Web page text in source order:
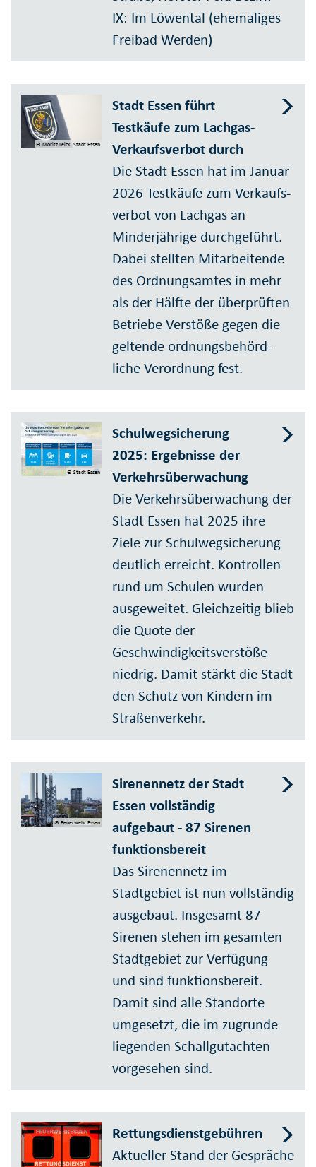
IX: Im Löwental (ehe­maliges
Freibad Werden)
© Moritz Leick, Stadt Essen
Stadt Essen führt
Testkäufe zum Lachgas-
Verkaufs­verbot durch
Die Stadt Essen hat im Januar
2026 Testkäufe zum Verkaufs­
verbot von Lachgas an
Minder­jährige durchgeführt.
Dabei stellten Mit­arbeitende
des Ordnungs­amtes in mehr
als der Hälfte der über­prüften
Betriebe Verstöße gegen die
geltende ord­nungs­behörd­
liche Verord­nung fest.
© Stadt Essen
Schulweg­sicherung
2025: Ergeb­nisse der
Verkehrs­über­wachung
Die Verkehrsüberwachung der
Stadt Essen hat 2025 ihre
Ziele zur Schulwegsicherung
deutlich erreicht. Kontrollen
rund um Schulen wurden
ausgeweitet. Gleichzeitig blieb
die Quote der
Geschwindigkeitsverstöße
niedrig. Damit stärkt die Stadt
den Schutz von Kindern im
Straßenverkehr.
© Feuerwehr Essen
Sirenennetz der Stadt
Essen voll­stän­dig
aufgebaut - 87 Sirenen
funktions­bereit
Das Sirenennetz im
Stadtgebiet ist nun vollständig
aus­ge­baut. Ins­gesamt 87
Sirenen stehen im gesamten
Stadtgebiet zur Verfügung
und sind funktions­bereit.
Damit sind alle Standorte
umgesetzt, die im zugrunde
liegenden Schall­gut­achten
vor­ge­sehen sind.
Rettungsdienstgebühren
Aktueller Stand der Gespräche